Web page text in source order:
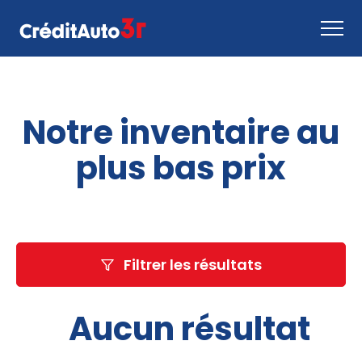
Comment ça marche
Nous joindre
Inventaire
Notre inventaire au
plus bas prix
Filtrer les résultats
Aucun résultat